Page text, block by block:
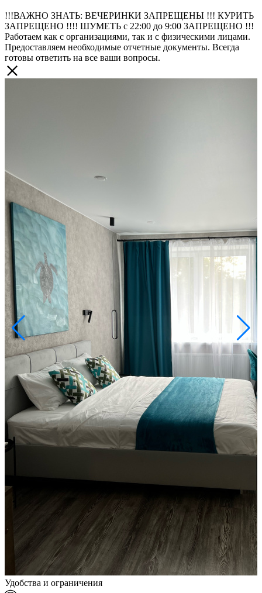
!!!ВАЖНО ЗНАТЬ: ВЕЧЕРИНКИ ЗАПРЕЩЕНЫ !!! КУРИТЬ
ЗАПРЕЩЕНО !!!! ШУМЕТЬ с 22:00 до 9:00 ЗАПРЕЩЕНО !!!
Работаем как с организациями, так и с физическими лицами.
Предоставляем необходимые отчетные документы. Всегда
готовы ответить на все ваши вопросы.
Удобства и ограничения